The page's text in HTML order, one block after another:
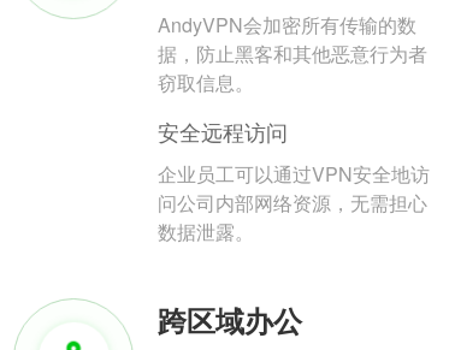
AndyVPN会加密所有传输的数
据，防止黑客和其他恶意行为者
窃取信息。
安全远程访问
企业员工可以通过VPN安全地访
问公司内部网络资源，无需担心
数据泄露。
跨区域办公